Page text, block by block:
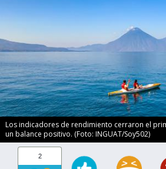
Los indicadores de rendimiento cerraron el
un balance positivo. (Foto: INGUAT/Soy502)
2